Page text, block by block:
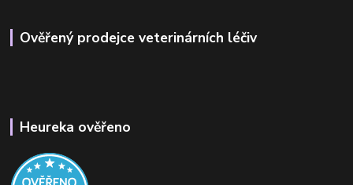
Ověřený prodejce veterinárních léčiv
Heureka ověřeno